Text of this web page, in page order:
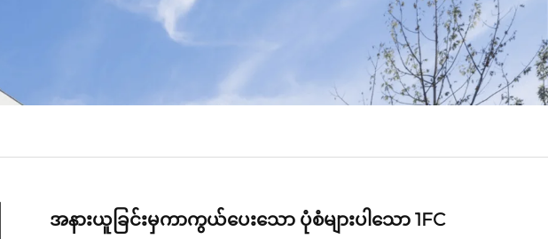
အနားယူခြင်းမှကာကွယ်ပေးသော ပုံစံများပါသော 1FC